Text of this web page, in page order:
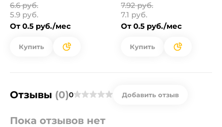
6.6 руб.
5.9 руб.
От 0.5 руб./мес
Купить
7.92 руб.
7.1 руб.
От 0.5 руб./мес
Купить
Отзывы (0)0 Добавить отзыв
Пока отзывов нет